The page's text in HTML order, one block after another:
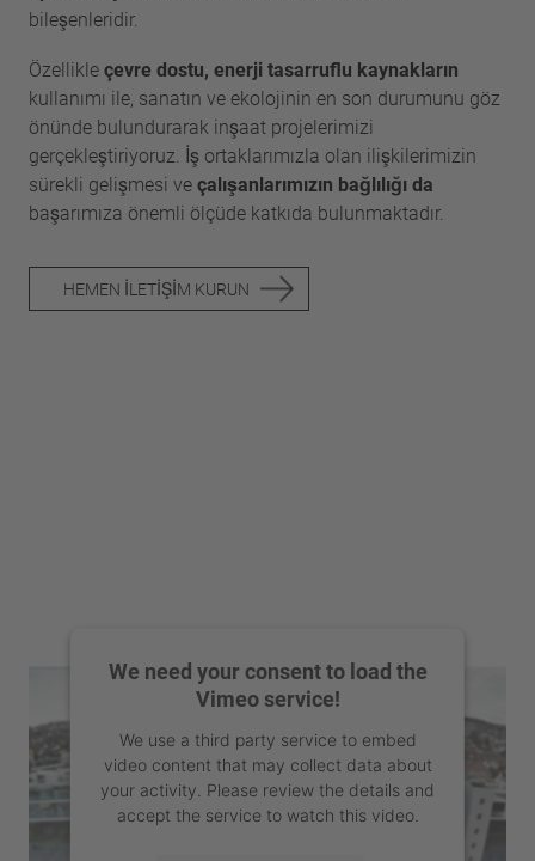
bileşenleridir.
Özellikle çevre dostu, enerji tasarruflu kaynakların
kullanımı ile, sanatın ve ekolojinin en son durumunu göz
önünde bulundurarak inşaat projelerimizi
gerçekleştiriyoruz. İş ortaklarımızla olan ilişkilerimizin
sürekli gelişmesi ve çalışanlarımızın bağlılığı da
başarımıza önemli ölçüde katkıda bulunmaktadır.
HEMEN İLETIŞIM KURUN
We need your consent to load the
Vimeo service!
We use a third party service to embed
video content that may collect data about
your activity. Please review the details and
accept the service to watch this video.